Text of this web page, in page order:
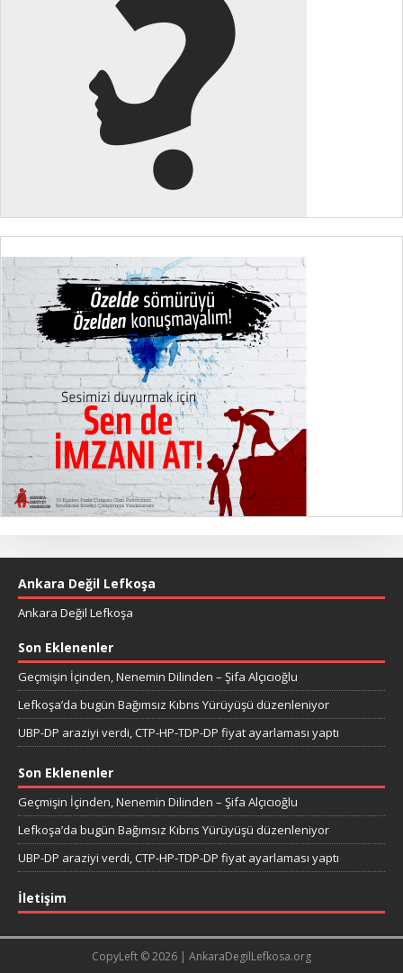
Ankara Değil Lefkoşa
Ankara Değil Lefkoşa
Son Eklenenler
Geçmişin İçinden, Nenemin Dilinden – Şifa Alçıcıoğlu
Lefkoşa’da bugün Bağımsız Kıbrıs Yürüyüşü düzenleniyor
UBP-DP araziyi verdi, CTP-HP-TDP-DP fiyat ayarlaması yaptı
Son Eklenenler
Geçmişin İçinden, Nenemin Dilinden – Şifa Alçıcıoğlu
Lefkoşa’da bugün Bağımsız Kıbrıs Yürüyüşü düzenleniyor
UBP-DP araziyi verdi, CTP-HP-TDP-DP fiyat ayarlaması yaptı
İletişim
CopyLeft © 2026 | AnkaraDegilLefkosa.org